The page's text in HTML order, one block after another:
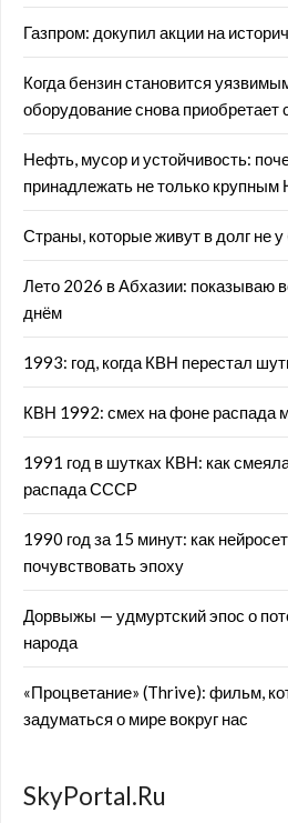
Газпром: докупил акции на
Когда бензин становится
оборудование снова приобретает
Нефть, мусор и устойчивость:
принадлежать не только
Страны, которые живут в долг не
Лето 2026 в Абхазии: показываю
днём
1993: год, когда КВН перестал
КВН 1992: смех на фоне распада
1991 год в шутках КВН: как
распада СССР
1990 год за 15 минут: как
почувствовать эпоху
Дорвыжы — удмуртский эпос о
народа
«Процветание» (Thrive): фильм,
задуматься о мире вокруг нас
SkyPortal.Ru